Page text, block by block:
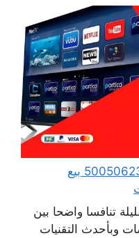
بيع تلفزيونات شاشات الكويت 50050623 بيع
تنافسا واضحا بين
وبأحدث التقنيات